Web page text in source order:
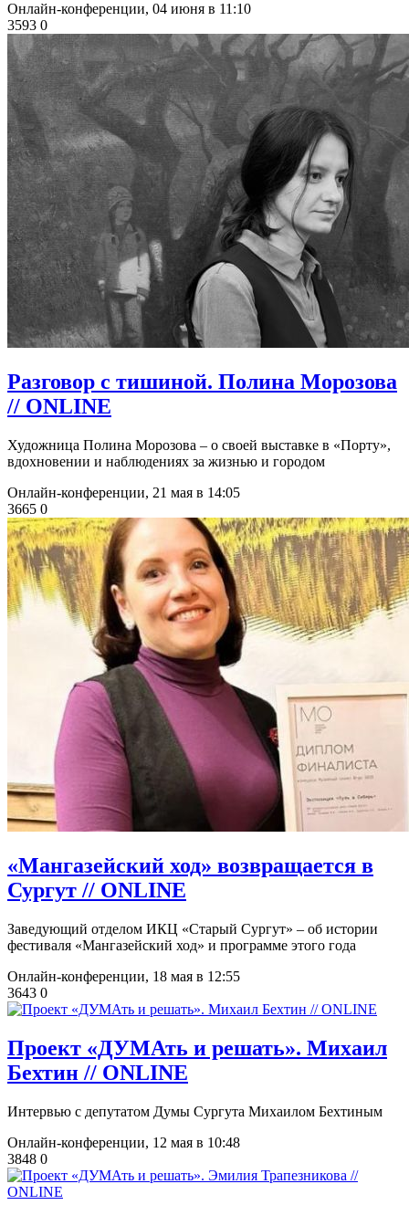
Онлайн-конференции, 04 июня в 11:10
3593 0
​Разговор с тишиной. Полина Морозова
// ONLINE
Художница Полина Морозова – о своей выставке в «Порту»,
вдохновении и наблюдениях за жизнью и городом
Онлайн-конференции, 21 мая в 14:05
3665 0
​«Мангазейский ход» возвращается в
Сургут // ONLINE
Заведующий отделом ИКЦ «Старый Сургут» ‒ об истории
фестиваля «Мангазейский ход» и программе этого года
Онлайн-конференции, 18 мая в 12:55
3643 0
Проект «ДУМАть и решать». Михаил
Бехтин // ONLINE
Интервью с депутатом Думы Сургута Михаилом Бехтиным
Онлайн-конференции, 12 мая в 10:48
3848 0